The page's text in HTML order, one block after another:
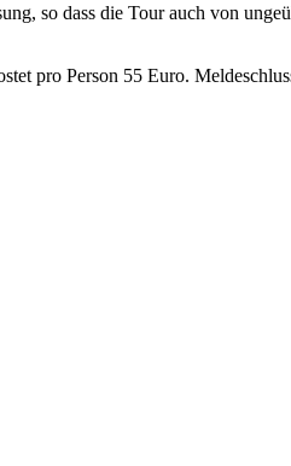
so dass die Tour auch von
pro Person 55 Euro.